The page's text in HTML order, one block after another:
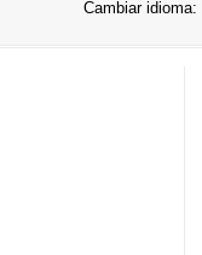
Cambiar idioma: